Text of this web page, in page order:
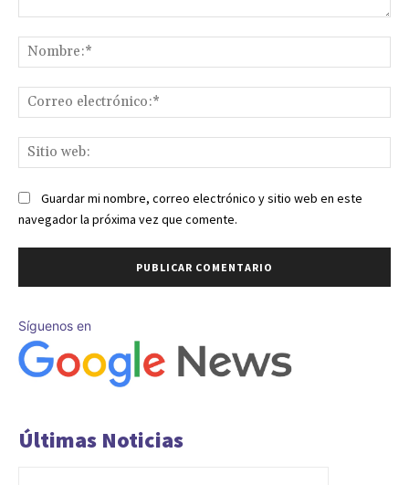
Guardar mi nombre, correo electrónico y sitio web en este
navegador la próxima vez que comente.
Síguenos en
Últimas Noticias